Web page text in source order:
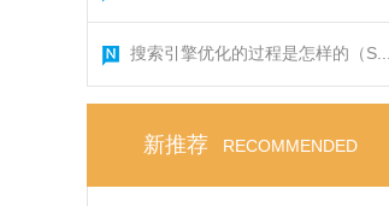
搜索引擎优化的过程是怎样的（S...
新推荐 RECOMMENDED